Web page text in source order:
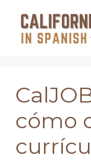
contenido
cómo